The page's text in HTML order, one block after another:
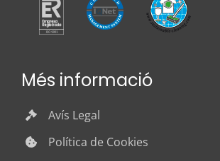
Més informació
Avís Legal
Política de Cookies